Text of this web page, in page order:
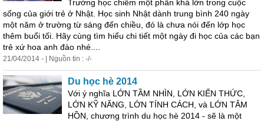
Trường học chiếm một phần khá lớn trong cuộc
sống của giới trẻ ở Nhật. Học sinh Nhật dành trung bình 240 ngày
một năm ở trường từ sáng đến chiều, đó là chưa nói đến lớp học
thêm buổi tối. Hãy cùng tìm hiểu chi tiết một ngày đi học của các bạn
trẻ xứ hoa anh đào nhé....
21/04/2014 - | Nguồn tin : -/-
Du học hè 2014
Với ý nghĩa LỚN TẦM NHÌN, LỚN KIẾN THỨC,
LỚN KỸ NĂNG, LỚN TÍNH CÁCH, và LỚN TÂM
HỒN, chương trình du học hè 2014 - sẽ là một